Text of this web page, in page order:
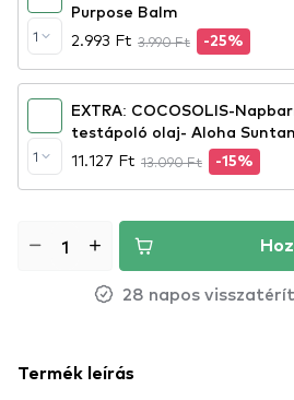
1
Purpose Balm
2.993 Ft 3.990 Ft -25%
1
EXTRA: COCOSOLIS-
testápoló olaj- Aloha
Body Oil - 110ml
11.127 Ft 13.090 Ft -15%
28 napos
Termék leírás